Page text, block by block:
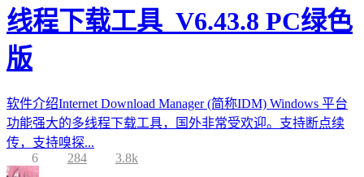
线程下载工具_V6.43.8 PC绿色
版
软件介绍Internet Download Manager (简称IDM) Windows 平台
功能强大的多线程下载工具，国外非常受欢迎。支持断点续
传，支持嗅探...
6
284 3.8k